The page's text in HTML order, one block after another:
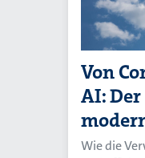
Von
AI:
Wie die